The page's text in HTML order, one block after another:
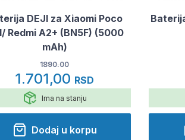
DEJI za Xiaomi Poco
Redmi A2+ (BN5F) (5000
mAh)
1890.00
1.701,00 RSD
Ima na stanju
Dodaj u korpu